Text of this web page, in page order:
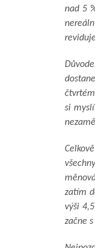
nad 5
si
zatím
výši
začne